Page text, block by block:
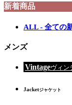
新着商品
ALL - 全ての
メンズ
Vintageヴィン
Jacketジャケット